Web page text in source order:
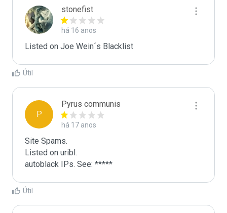
stonefist
há 16 anos
Listed on Joe Wein´s Blacklist
Útil
P
Pyrus communis
há 17 anos
Site Spams.
Listed on uribl.
autoblack IPs. See: *****
Útil